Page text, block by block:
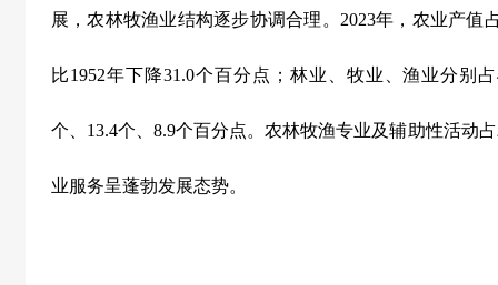
展，农林牧渔业结构逐步协调合理。 2023年，农业产值
比1952年下降31.0个百分点；林业、牧业、渔业分别占
个、 13.4个、8.9个百分点。农林牧渔专业及辅助性活动
业服务呈蓬勃发展态势。